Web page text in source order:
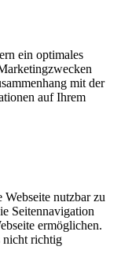
ein optimales
mit der
auf Ihrem
nutzbar zu
Seitennavigation
ermöglichen.
nicht richtig